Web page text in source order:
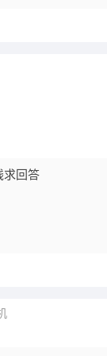
求回答